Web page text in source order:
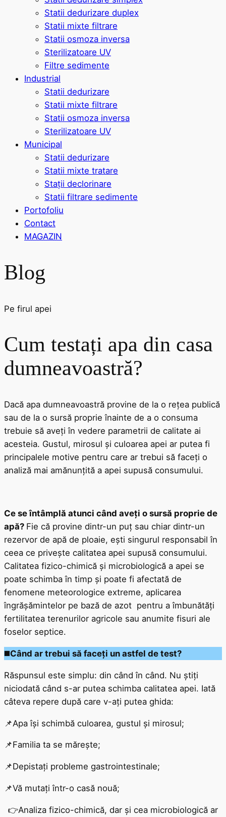
Statii dedurizare duplex
Statii mixte filtrare
Statii osmoza inversa
Sterilizatoare UV
Filtre sedimente
Industrial
Statii dedurizare
Statii mixte filtrare
Statii osmoza inversa
Sterilizatoare UV
Municipal
Statii dedurizare
Statii mixte tratare
Stații declorinare
Statii filtrare sedimente
Portofoliu
Contact
MAGAZIN
Blog
Pe firul apei
Cum testați apa din casa
dumneavoastră?
Dacă apa dumneavoastră provine de la o rețea publică
sau de la o sursă proprie înainte de a o consuma
trebuie să aveți în vedere parametrii de calitate ai
acesteia. Gustul, mirosul și culoarea apei ar putea fi
principalele motive pentru care ar trebui să faceți o
analiză mai amănunțită a apei supusă consumului.
Ce se întâmplă atunci când aveți o sursă proprie de
apă? Fie că provine dintr-un puț sau chiar dintr-un
rezervor de apă de ploaie, ești singurul responsabil în
ceea ce privește calitatea apei supusă consumului.
Calitatea fizico-chimică și microbiologică a apei se
poate schimba în timp și poate fi afectată de
fenomene meteorologice extreme, aplicarea
îngrășămintelor pe bază de azot pentru a îmbunătăți
fertilitatea terenurilor agricole sau anumite fisuri ale
foselor septice.
◼️Când ar trebui să faceți un astfel de test?
Răspunsul este simplu: din când în când. Nu știți
niciodată când s-ar putea schimba calitatea apei. Iată
câteva repere după care v-ați putea ghida:
📌Apa își schimbă culoarea, gustul și mirosul;
📌Familia ta se mărește;
📌Depistați probleme gastrointestinale;
📌Vă mutați într-o casă nouă;
👉Analiza fizico-chimică, dar și cea microbiologică ar